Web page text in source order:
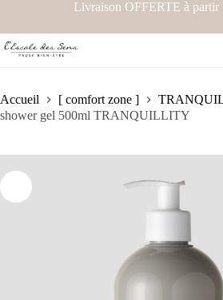
Livraison OFFERTE à partir
Accueil [ comfort zone ]
shower gel 500ml TRANQUILLITY